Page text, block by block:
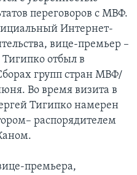
переговоров с МВФ.
Интернет-
вице-премьер –
отбыл в
групп стран МВФ/
Во время визита в
Тигипко намерен
распорядителем
премьера,